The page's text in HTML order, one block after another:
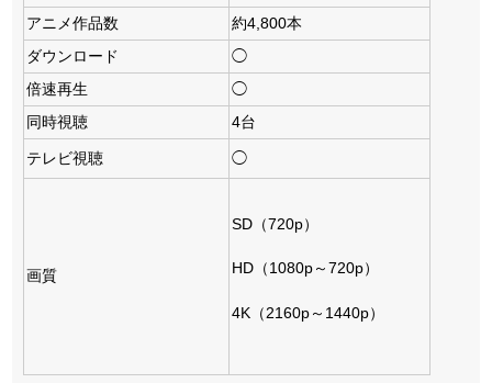
アニメ作品数
約4,800本
ダウンロード
◯
倍速再生
◯
同時視聴
4台
テレビ視聴 ◯
画質
SD（720p）
HD（1080p～720p）
4K（2160p～1440p）